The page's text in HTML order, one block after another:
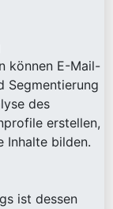
können E-Mail-
Segmentierung
des
erstellen,
Inhalte bilden.
ist dessen